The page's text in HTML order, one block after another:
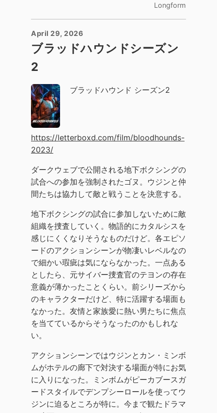
Longform
April 29, 2026
ブラッドハウンドシーズン
2
ブラッドハウンド シーズン2
https://letterboxd.com/film/bloodhounds-
2023/
ダークウェブで公開される地下ボクシングの
試合への参加を強制されたゴヌ。ウジンと仲
間たちは協力して敵と戦うことを決意する。
地下ボクシングの試合に参加しないために敵
組織を捜査していく。物語的にカタルシスを
感じにくくなりそうなものだけど。各エピソ
ードのアクションシーンが物凄いレベルなの
で細かい瑕疵は気にならなかった。一点ある
としたら、元サイバー捜査官のテヨンの存在
意義が薄かったことくらい。前シリーズから
のキャラクターだけど、特に活躍する場面も
なかった。友情と家族愛に熱い男たちに焦点
を当てているからそうなったのかもしれな
い。
アクションシーンではウジンとカン・ミンボ
ムがホテルの廊下で対決する場面が特にお気
に入りになった。ミンボムがピーカブースガ
ードスタイルでデンプシーロールを使ってウ
ジンに迫るところが特に。今まで観たドラマ